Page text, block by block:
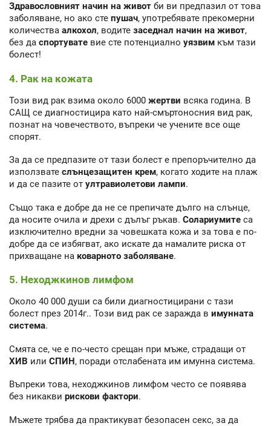
Здравословният начин на живот би ви предпазил от това
заболяване, но ако сте пушач, употребявате прекомерни
количества алкохол, водите заседнал начин на живот,
без да спортувате вие сте потенциално уязвим към тази
болест!
4. Рак на кожата
Този вид рак взима около 6000 жертви всяка година. В
САЩ се диагностицира като най-смъртоносния вид рак,
познат на човечеството, въпреки че учените все още
спорят.
За да се предпазите от тази болест е препоръчително да
използвате слънцезащитен крем, когато ходите на плаж
и да се пазите от ултравиолетови лампи.
Също така е добре да не се препичате дълго на слънце,
да носите очила и дрехи с дълъг ръкав. Солариумите са
изключително вредни за човешката кожа и за това е по-
добре да се избягват, ако искате да намалите риска от
прихващане на коварното заболяване.
5. Неходжкинов лимфом
Около 40 000 души са били диагностицирани с тази
болест през 2014г.. Този вид рак се заражда в имунната
система.
Смята се, че е по-често срещан при мъже, страдащи от
ХИВ или СПИН, поради отслабената им имунна система.
Въпреки това, неходжкинов лимфом често се появява
без никакви рискови фактори.
Мъжете трябва да практикуват безопасен секс, за да